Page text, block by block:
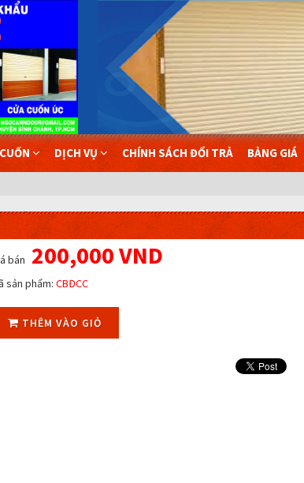
DỊCH VỤ CHÍNH SÁCH ĐỔI TRẢ BẢNG GIÁ
bán 200,000 VND
sản phẩm: CBĐCC
THÊM VÀO GIỎ